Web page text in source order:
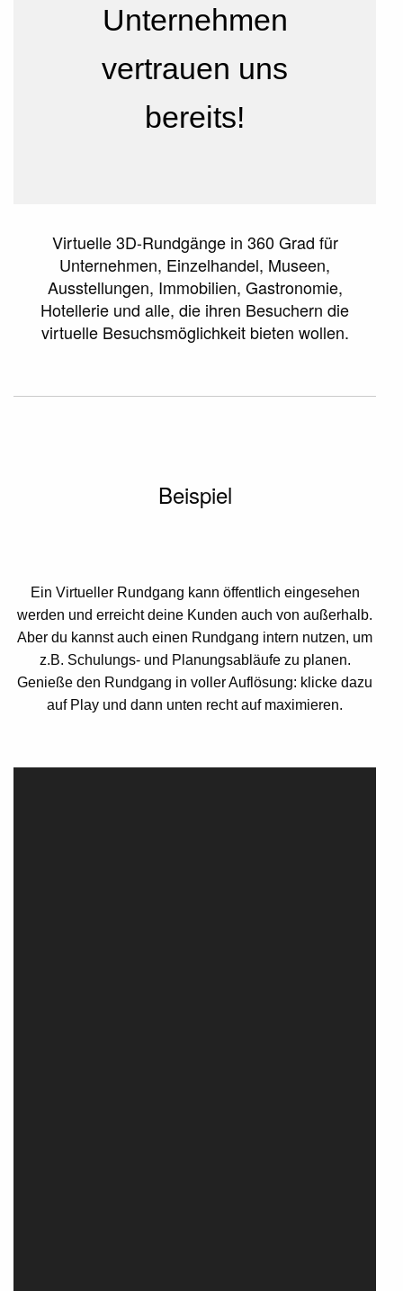
Unternehmen
vertrauen uns
bereits!
Virtuelle 3D-Rundgänge in 360 Grad für
Unternehmen, Einzel­handel, Museen,
Ausstellungen, Immobilien, Gastronomie,
Hotellerie und alle, die ihren Besuchern die
virtuelle Besuchsmöglichkeit bieten wollen.
Beispiel
Ein Virtueller Rundgang kann öffentlich eingesehen
werden und erreicht deine Kunden auch von außerhalb.
Aber du kannst auch einen Rundgang intern nutzen, um
z.B. Schulungs- und Planungsabläufe zu planen.
Genieße den Rundgang in voller Auflösung: klicke dazu
auf Play und dann unten recht auf maximieren.